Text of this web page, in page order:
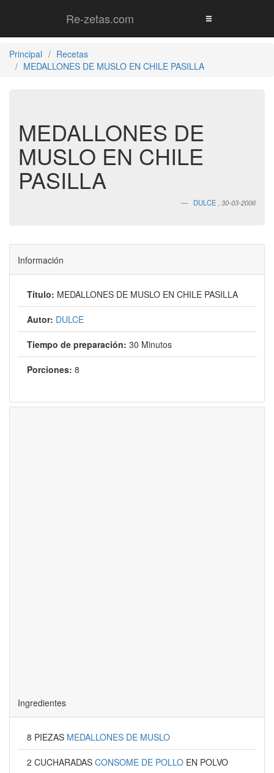
Re-zetas.com
Principal
Recetas
MEDALLONES DE MUSLO EN CHILE PASILLA
MEDALLONES DE
MUSLO EN CHILE
PASILLA
DULCE 30-03-2006
Información
Título: MEDALLONES DE MUSLO EN CHILE PASILLA
Autor: DULCE
Tiempo de preparación: 30 Minutos
Porciones: 8
Ingredientes
8 PIEZAS MEDALLONES DE MUSLO
2 CUCHARADAS CONSOME DE POLLO EN POLVO